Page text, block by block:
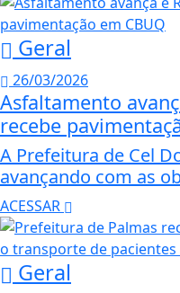
Geral
26/03/2026
Asfaltamento
recebe
A Prefeitura de Cel
avançando com as
ACESSAR
Geral